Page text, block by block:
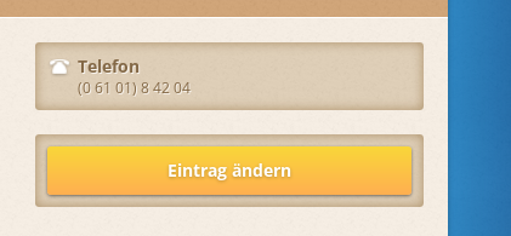
Telefon
(0 61 01) 8 42 04
Eintrag ändern